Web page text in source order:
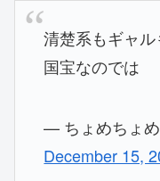
清楚系もギャ
国宝なのでは
— ちょめちょ
December 15,